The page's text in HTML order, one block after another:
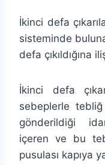
İkinci defa
sisteminde
defa çıkıldığına
İkinci defa
sebeplerle
gönderildiği
içeren ve bu
pusulası kapıya